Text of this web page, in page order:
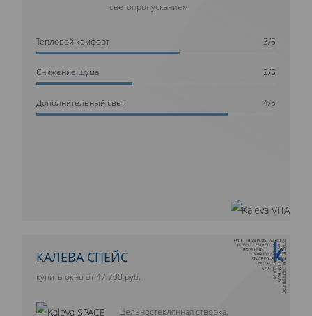
светопропусканием
Тепловой комфорт 3/5
Cнижение шума 2/5
Дополнительный свет 4/5
10 ЛЕТ ГАРАНТИИ
КАЛЕВА СПЕЙС
купить окно от 47 700 руб.
Цельностеклянная створка,